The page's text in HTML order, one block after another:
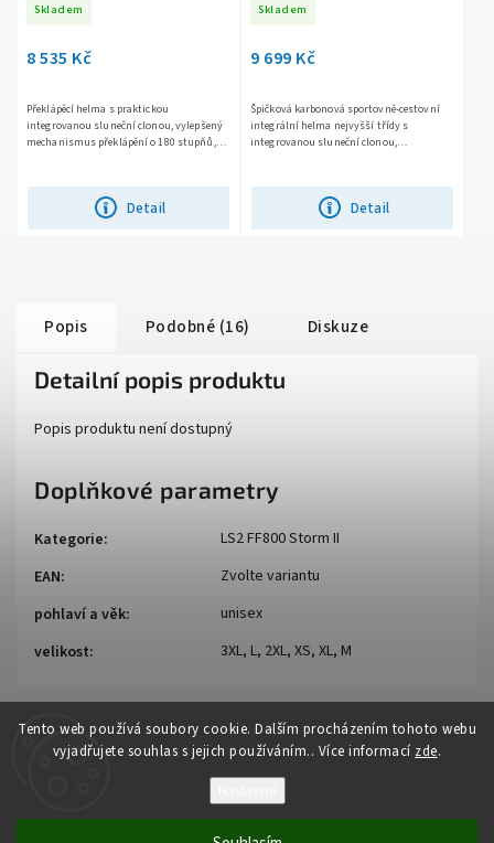
Tento web používá soubory cookie. Dalším procházením tohoto webu
vyjadřujete souhlas s jejich používáním.. Více informací zde.
Skladem
8 535 Kč
Detail
Překlápěcí helma s praktickou
integrovanou sluneční clonou, vylepšený
mechanismus překlápění o 180 stupňů,
Skladem
9 699 Kč
Detail
Špičková karbonová sportovně-cestovní
integrální helma nejvyšší třídy s
integrovanou sluneční clonou,
Popis Podobné (16) Diskuze
Detailní popis produktu
Popis produktu není dostupný
Doplňkové parametry
Kategorie:
LS2 FF800 Storm II
EAN:
Zvolte variantu
pohlaví a věk:
unisex
velikost: 3XL, L, 2XL, XS, XL, M
Auto - moto. Všechna práva vyhrazena.